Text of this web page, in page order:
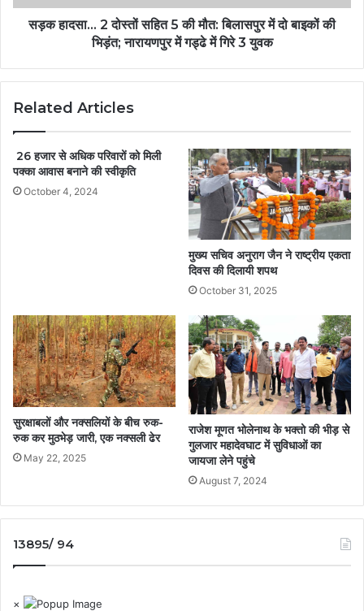
सड़क हादसा… 2 दोस्तों सहित 5 की मौत: बिलासपुर में दो बाइकों की
भिड़ंत; नारायणपुर में गड्ढे में गिरे 3 युवक
Related Articles
26 हजार से अधिक परिवारों को मिली
पक्का आवास बनाने की स्वीकृति
October 4, 2024
मुख्य सचिव अनुराग जैन ने राष्ट्रीय एकता
दिवस की दिलायी शपथ
October 31, 2025
सुरक्षाबलों और नक्सलियों के बीच रुक-
रुक कर मुठभेड़ जारी, एक नक्सली ढेर
May 22, 2025
राजेश मूणत भोलेनाथ के भक्तो की भीड़ से
गुलजार महादेवघाट में सुविधाओं का
जायजा लेने पहुंचे
August 7, 2024
13895/ 94
×